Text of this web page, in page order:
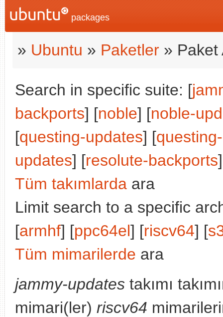
packages
» Ubuntu » Paketler » Paket
Search in specific suite: [
backports] [noble] [noble-
[questing-updates] [
updates] [resolute-backports
Tüm takımlarda ara
Limit search to a specific
[armhf] [ppc64el] [riscv64] [
Tüm mimarilerde ara
jammy-updates takımı
mimari(ler) riscv64